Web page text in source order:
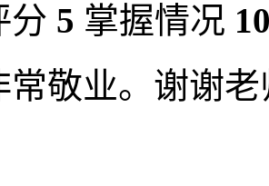
分 5 掌握情况
常敬业。谢谢老